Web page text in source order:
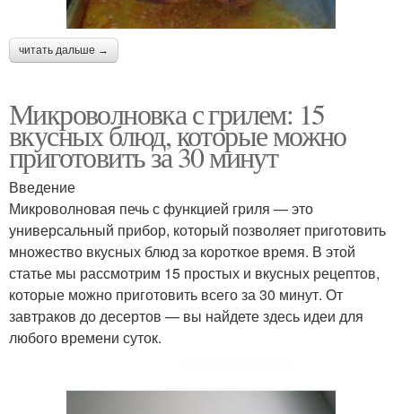
читать дальше →
Микроволновка с грилем: 15
вкусных блюд, которые можно
приготовить за 30 минут
Введение
Микроволновая печь с функцией гриля — это
универсальный прибор, который позволяет приготовить
множество вкусных блюд за короткое время. В этой
статье мы рассмотрим 15 простых и вкусных рецептов,
которые можно приготовить всего за 30 минут. От
завтраков до десертов — вы найдете здесь идеи для
любого времени суток.